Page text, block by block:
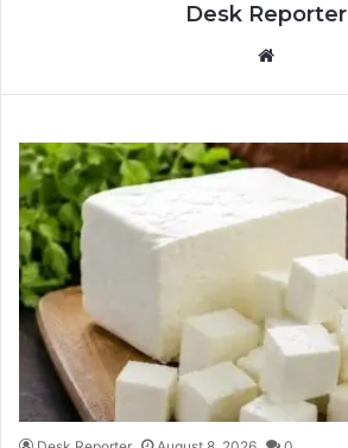
Desk Reporter